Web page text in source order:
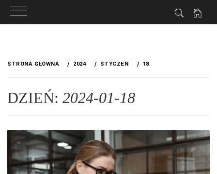
STRONA GŁÓWNA 2024 STYCZEŃ 18
DZIEŃ: 2024-01-18